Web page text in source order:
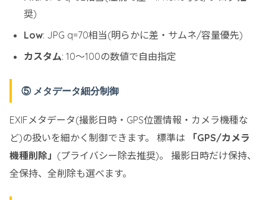
奨)
Low: JPG q=70相当(明らかに差・サムネ/容量優先)
カスタム: 10〜100の数値で自由指定
⑤ メタデータ細分制御
EXIFメタデータ(撮影日時・GPS位置情報・カメラ機種な
ど)の扱いを細かく制御できます。 標準は
「GPS/カメラ
機種削除」 (プライバシー除去推奨)。 撮影日時だけ保持、
全保持、全削除も選べます。